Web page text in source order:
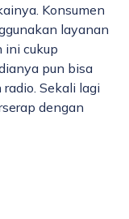
Konsumen
layanan
ini cukup
pun bisa
Sekali lagi
dengan